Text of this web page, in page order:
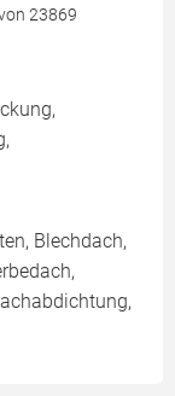
23869
Blechdach,